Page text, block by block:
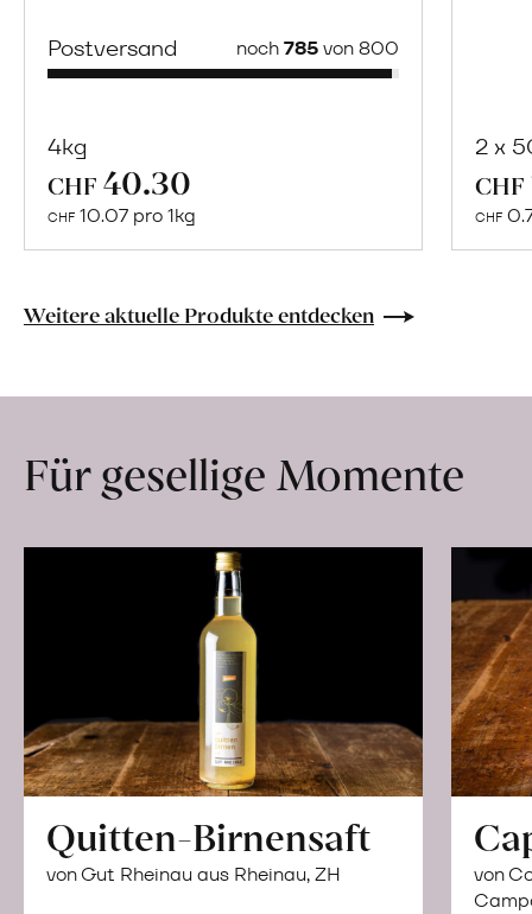
Postversand noch785von 800
4kg
CHF 40.30
CHF 10.07 pro 1kg
Naturbelassene
Lebensmittel
Hof
erfahren
2 x
CHF
CHF
Weitere aktuelle Produkte entdecken
Für gesellige Momente
Quitten-Birnensaft
von Gut Rheinau aus Rheinau, ZH
von